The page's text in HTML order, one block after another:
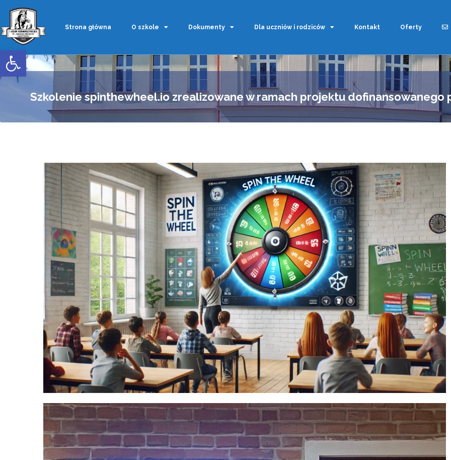
Otwórz pasek narzędzi
Strona główna O szkole Dokumenty Dla uczniów i rodziców Kontakt Oferty
Szkolenie spinthewheel.io zrealizowane w ramach projektu dofinansowanego